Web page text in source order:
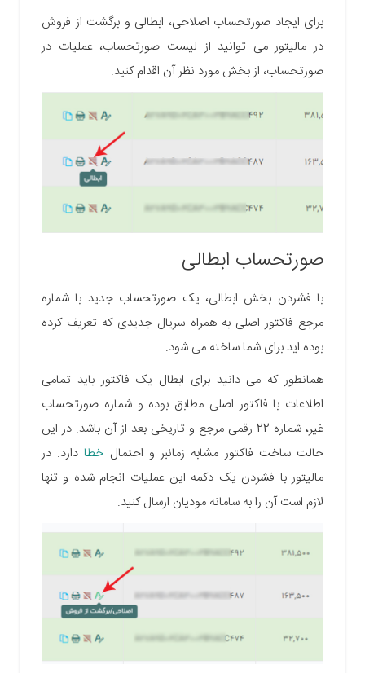
برای ایجاد صورتحساب اصلاحی، ابطالی و برگشت از فروش
در مالیتور می توانید از لیست صورتحساب، عملیات در
صورتحساب، از بخش مورد نظر آن اقدام کنید.
صورتحساب ابطالی
با فشردن بخش ابطالی، یک صورتحساب جدید با شماره
مرجع فاکتور اصلی به همراه سریال جدیدی که تعریف کرده
بوده اید برای شما ساخته می شود.
همانطور که می دانید برای ابطال یک فاکتور باید تمامی
اطلاعات با فاکتور اصلی مطابق بوده و شماره صورتحساب
غیر، شماره 22 رقمی مرجع و تاریخی بعد از آن باشد. در این
حالت ساخت فاکتور مشابه زمانبر و احتمال خطادارد. در
مالیتور با فشردن یک دکمه این عملیات انجام شده و تنها
لازم است آن را به سامانه مودیان ارسال کنید.